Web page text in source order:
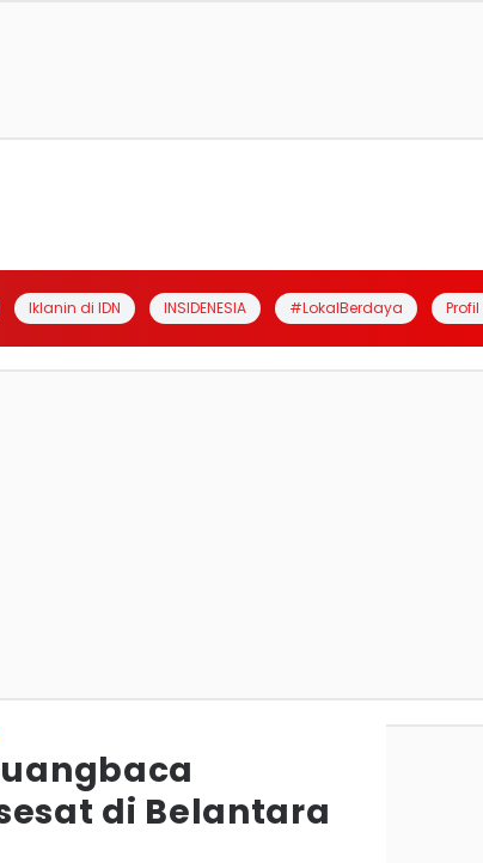
Iklanin di IDN INSIDENESIA #LokalBerdaya
di Belantara